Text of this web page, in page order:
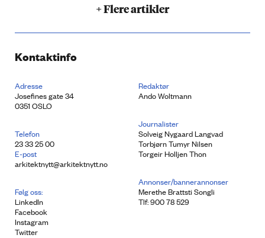
+ Flere artikler
Kontaktinfo
Adresse
Josefines gate 34
0351 OSLO
Telefon
23 33 25 00
E-post
arkitektnytt@arkitektnytt.no
Følg oss:
LinkedIn
Facebook
Instagram
Twitter
Redaktør
Ando Woltmann
Journalister
Solveig Nygaard Langvad
Torbjørn Tumyr Nilsen
Torgeir Holljen Thon
Annonser/bannerannonser
Merethe Brattsti Songli
Tlf: 900 78 529